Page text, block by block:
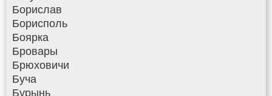
Борислав
Борисполь
Боярка
Бровары
Брюховичи
Буча
Бурынь